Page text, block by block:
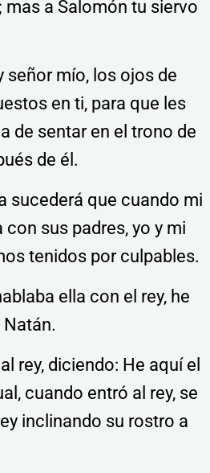
mas a Salomón tu siervo
señor mío, los ojos de
en ti, para que les
de sentar en el trono de
de él.
sucederá que cuando mi
con sus padres, yo y mi
tenidos por culpables.
ella con el rey, he
rey, diciendo: He aquí el
cuando entró al rey, se
inclinando su rostro a